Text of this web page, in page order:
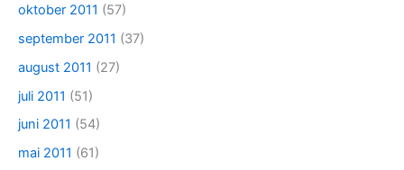
oktober 2011 (57)
september 2011 (37)
august 2011 (27)
juli 2011 (51)
juni 2011 (54)
mai 2011 (61)